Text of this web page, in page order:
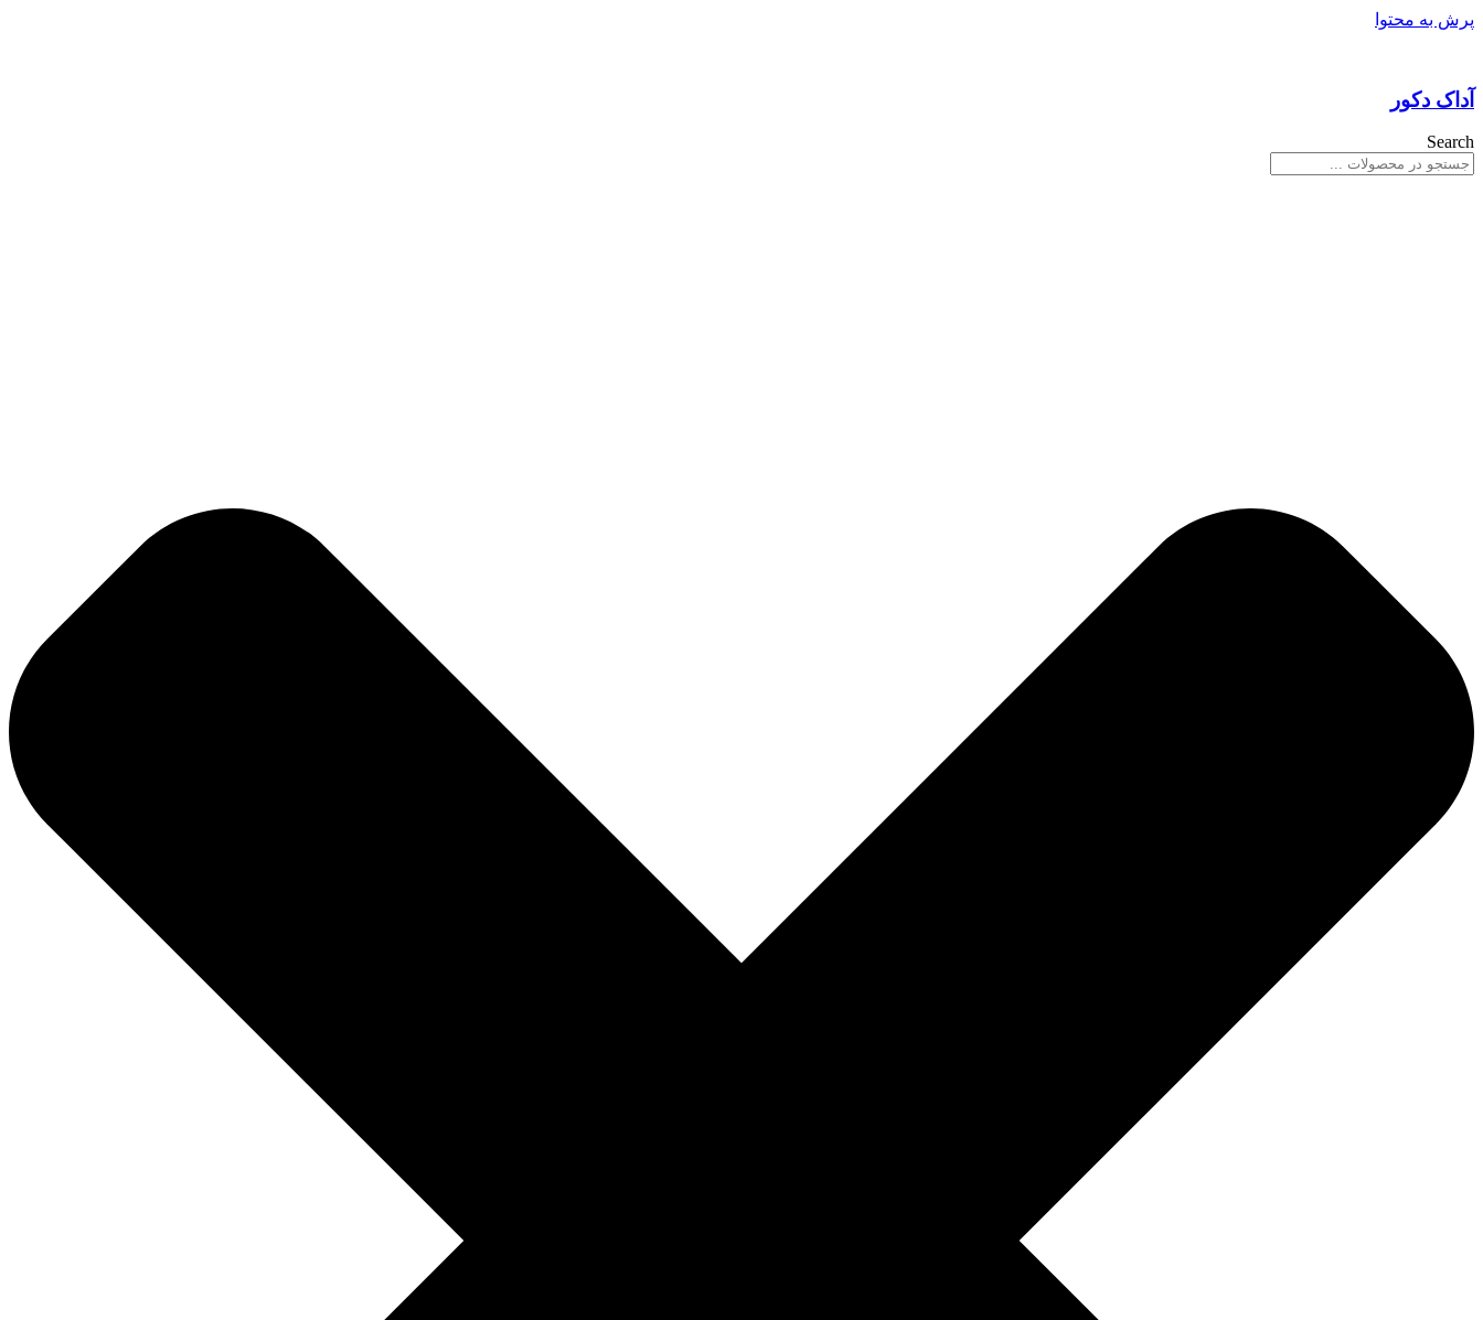
پرش به محتوا
آداک دکور
Search